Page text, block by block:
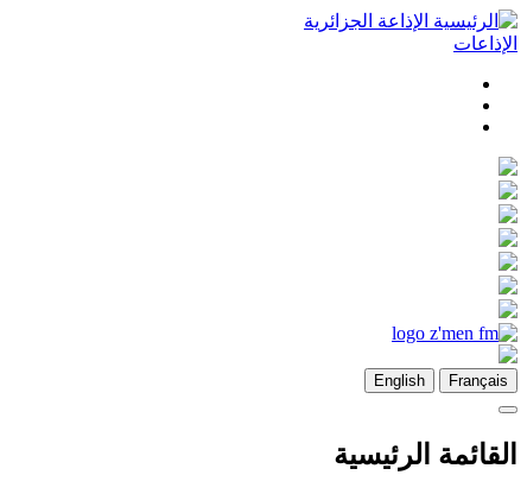
تجاوز
إلى
الرئيسي
الإذاعة الجزائرية
الإذاعات
Français
English
القائمة الرئيسية